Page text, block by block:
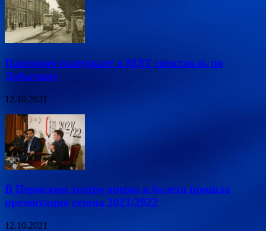
Павлович выпускает в МДТ спектакль по
Добычину
12.10.2021
В Пермском театре оперы и балета прошла
презентация сезона 2021/2022
12.10.2021